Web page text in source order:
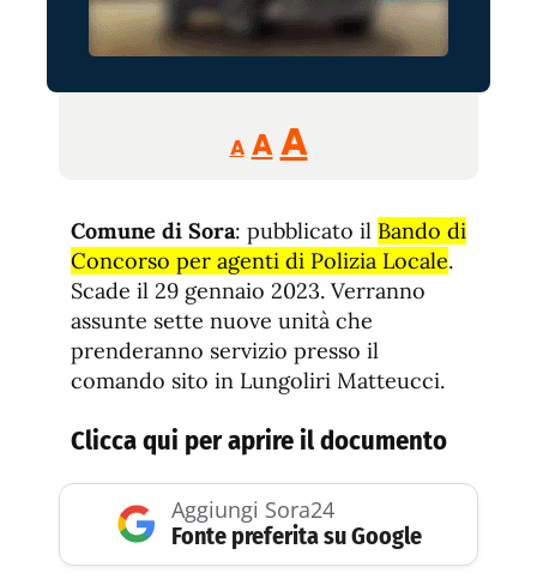
A
Reducir
tamaño
A Restablecer
tamaño
de
fuente
AAumentar
de
fuente.
Comune di Sora: pubblicato il Bando di
Concorso per agenti di Polizia Locale.
Scade il 29 gennaio 2023. Verranno
assunte sette nuove unità che
prenderanno servizio presso il
comando sito in Lungoliri Matteucci.
Clicca qui per aprire il documento
Aggiungi Sora24
Fonte preferita su Google